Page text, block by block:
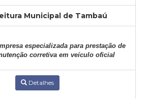
Municipal de Tambaú
especializada para prestação de
corretiva em veículo oficial
Detalhes